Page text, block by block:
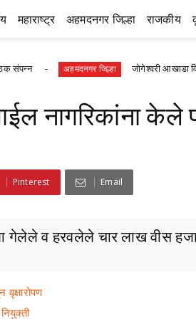
महाराष्ट्र अहमदनगर जिल्हा राजकीय
अहमदनगर जिल्हा जोगेश्वरी आखाडा विविध
नागरिकांना केले
Pinterest Email
गेलेले व हरवलेले चार लाख वीस
वृक्षारोपण